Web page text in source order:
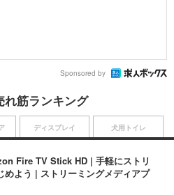
Sponsored by
筋ランキング
Fire TV Stick HD | 手軽にストリ
めよう | ストリーミングメディアプ
ディスプレイ 犬用トイレ